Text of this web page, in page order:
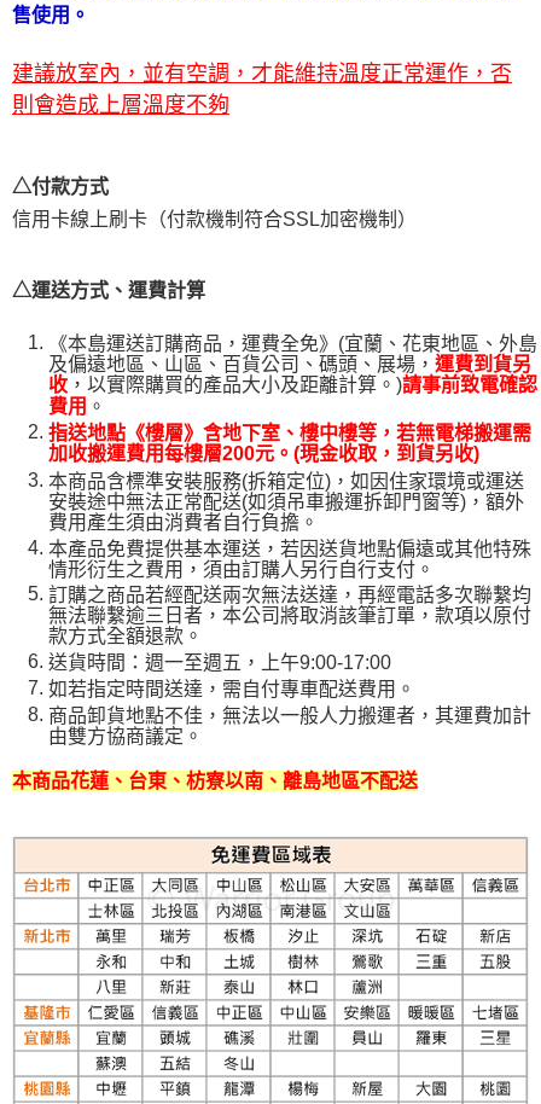
權轉讓予恩沛科技股份有限公司。
３．未成年的使用者請事先徵得法定代理人或監護人之同意方可使用
「AFTEE先享後付」，若未經同意申辦者引起之損失，本公司不負相關責
任。
請求用戶進行身份認證。
５．嚴禁一人註冊多個帳號或使用他人資訊註冊。若發現惡意使用之情形，
恩沛科技股份有限公司將有權停止該用戶之使用額度並採取法律行動。
售使用 。
建議放室內，並有空調，才能維持溫度正常運作，否
則會造成上層溫度不夠
△付款方式
信用卡線上刷卡（付款機制符合SSL加密機制）
△運送方式、運費計算
《本島運送訂購商品，運費全免》(宜蘭、花東地區、外島
及偏遠地區、山區、百貨公司、碼頭、展場， 運費到貨另
收 ，以實際購買的產品大小及距離計算。)請事前致電確認
費用 。
指送地點《樓層》含地下室、樓中樓等，若無電梯搬運需
加收搬運費用每樓層200元。(現金收取，到貨另收)
本商品含標準安裝服務(拆箱定位)，如因住家環境或運送
安裝途中無法正常配送(如須吊車搬運拆卸門窗等)，額外
費用產生須由消費者自行負擔。
本產品免費提供基本運送，若因送貨地點偏遠或其他特殊
情形衍生之費用，須由訂購人另行自行支付。
訂購之商品若經配送兩次無法送達，再經電話多次聯繫均
無法聯繫逾三日者，本公司將取消該筆訂單，款項以原付
款方式全額退款。
送貨時間：週一至週五，上午9:00-17:00
如若指定時間送達，需自付專車配送費用。
商品卸貨地點不佳，無法以一般人力搬運者，其運費加計
由雙方協商議定。
本商品花蓮、台東、枋寮以南、離島地區不配送